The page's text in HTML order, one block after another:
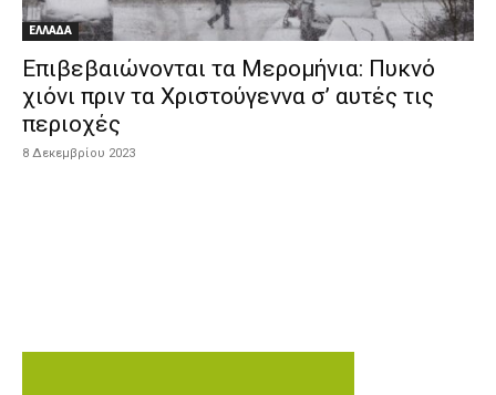
ΕΛΛΑΔΑ
Επιβεβαιώνονται τα Μερομήνια: Πυκνό
χιόνι πριν τα Χριστούγεννα σ’ αυτές τις
περιοχές
8 Δεκεμβρίου 2023